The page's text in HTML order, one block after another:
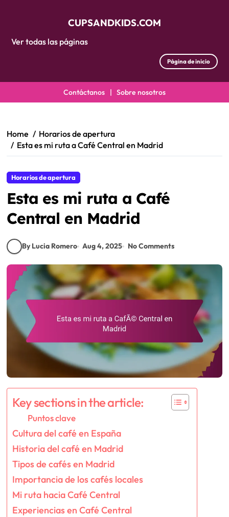
Ver todas las páginas
CUPSANDKIDS.COM
Página de inicio
Contáctanos | Sobre nosotros
content
Home
Horarios de apertura
Esta es mi ruta a Café Central en Madrid
Horarios de apertura
Esta es mi ruta a Café
Central en Madrid
By Lucia Romero Aug 4, 2025 No Comments
Key sections in the article:
Puntos clave
Cultura del café en España
Historia del café en Madrid
Tipos de cafés en Madrid
Importancia de los cafés locales
Mi ruta hacia Café Central
Experiencias en Café Central